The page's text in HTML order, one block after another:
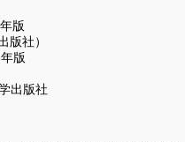
版
版社）
版
出版社